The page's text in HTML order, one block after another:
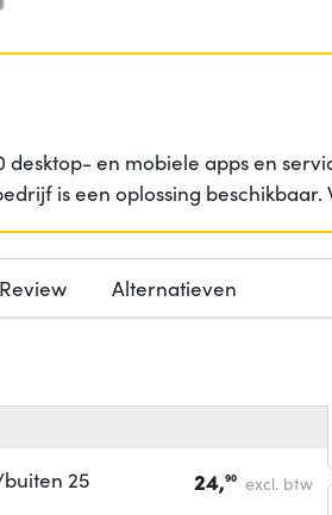
en mobiele apps en
is een oplossing
Review Alternatieven
25 24,90 excl. btw